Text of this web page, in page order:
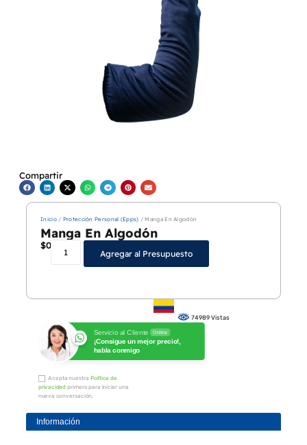
Compartir
Inicio/ Protección Personal (Epps) / Manga En Algodón
Manga En Algodón
$0
Agregar al Presupuesto
Servicio al Cliente Online
¡Consigue un mejor precio!,
habla conmigo
Acepta nuestra Política de
privacidad primero para iniciar una
nueva conversación.
74989 Vistas
Información